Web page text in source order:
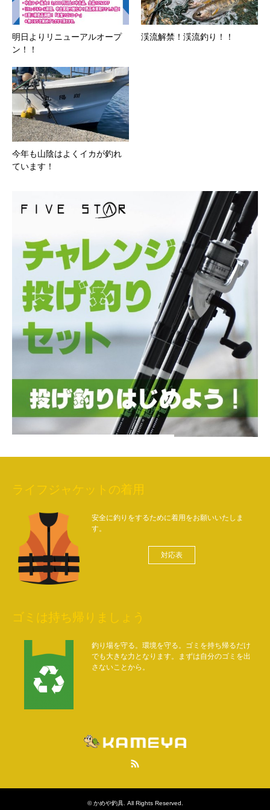
明日よりリニューアルオープ
ン！！
渓流解禁！渓流釣り！！
今年も山陰はよくイカが釣れ
ています！
ライフジャケットの着用
安全に釣りをするために着用をお願いいたしま
す。
対応表
ゴミは持ち帰りましょう
釣り場を守る。環境を守る。ゴミを持ち帰るだけ
でも大きな力となります。まずは自分のゴミを出
さないことから。
©かめや釣具. All Rights Reserved.